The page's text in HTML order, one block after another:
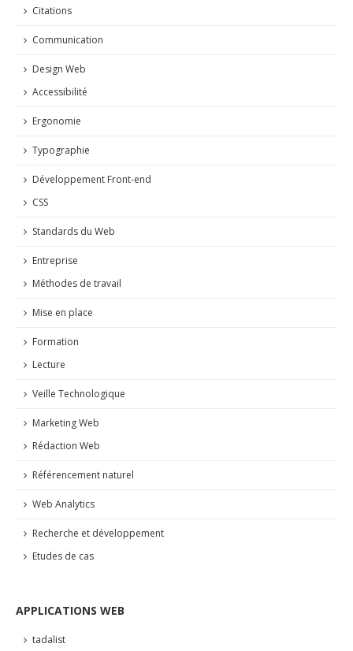
Citations
Communication
Design Web
Accessibilité
Ergonomie
Typographie
Développement Front-end
CSS
Standards du Web
Entreprise
Méthodes de travail
Mise en place
Formation
Lecture
Veille Technologique
Marketing Web
Rédaction Web
Référencement naturel
Web Analytics
Recherche et développement
Etudes de cas
APPLICATIONS WEB
tadalist